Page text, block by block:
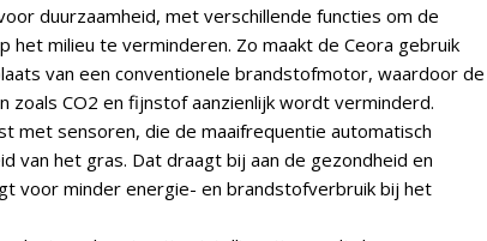
duurzaamheid, met verschillende functies om de
het milieu te verminderen. Zo maakt de Ceora gebruik
van een conventionele brandstofmotor, waardoor de
zoals CO2 en fijnstof aanzienlijk wordt verminderd.
met sensoren, die de maaifrequentie automatisch
van het gras. Dat draagt bij aan de gezondheid en
voor minder energie- en brandstofverbruik bij het